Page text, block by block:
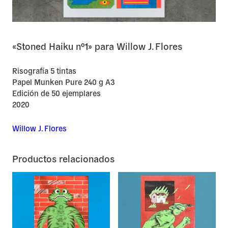
«Stoned Haiku nº1» para Willow J. Flores
Risografía 5 tintas
Papel Munken Pure 240 g A3
Edición de 50 ejemplares
2020
Willow J. Flores
Productos relacionados